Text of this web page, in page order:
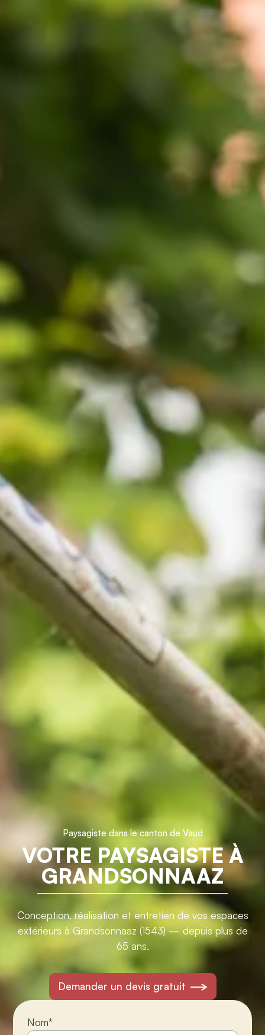
Paysagiste dans le canton de Vaud
VOTRE PAYSAGISTE À
GRANDSONNAAZ
Conception, réalisation et entretien de vos espaces
extérieurs à Grandsonnaaz (1543) — depuis plus de
65 ans.
Demander un devis gratuit
Nom*